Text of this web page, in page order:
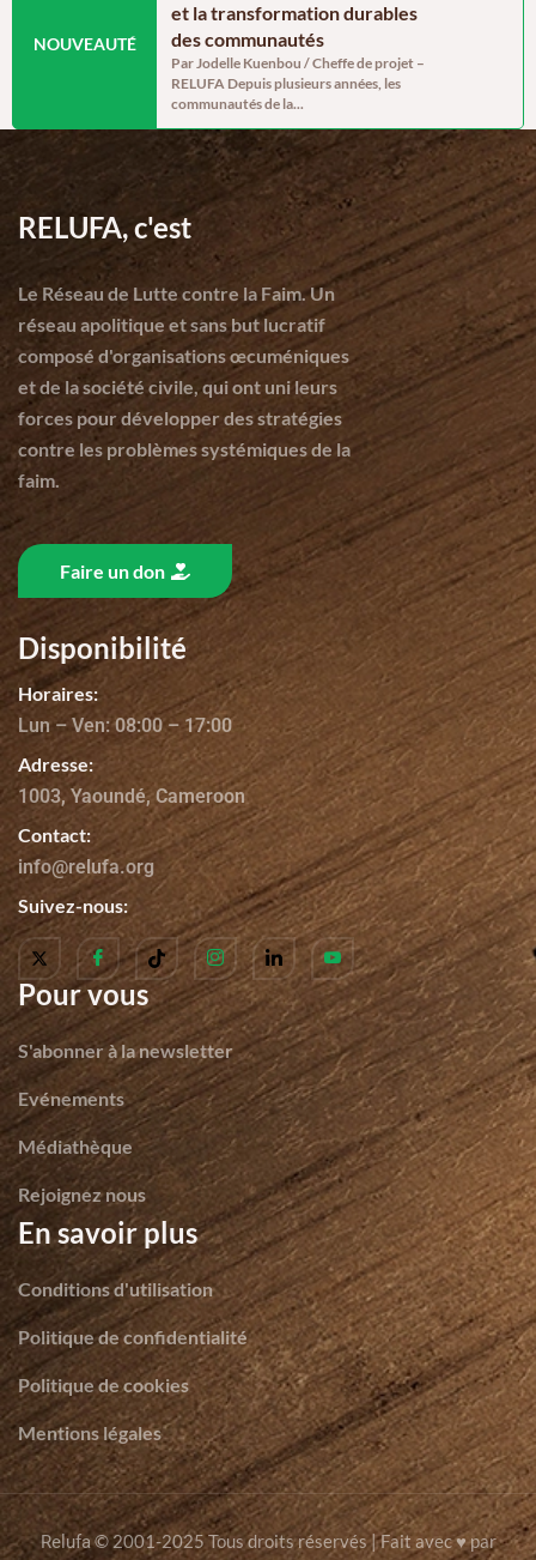
NOUVEAUTÉ
assessment,
of 238,332 tonnes of
et la transformation durables
des communautés
Par Jodelle Kuenbou / Cheffe de projet –
RELUFA Depuis plusieurs années, les
communautés de la...
RELUFA, c'est
Le Réseau de Lutte contre la Faim. Un
réseau apolitique et sans but lucratif
composé d'organisations œcuméniques
et de la société civile, qui ont uni leurs
forces pour développer des stratégies
contre les problèmes systémiques de la
faim.
Faire un don
Disponibilité
Horaires:
Lun – Ven: 08:00 – 17:00
Adresse:
1003, Yaoundé, Cameroon
Contact:
info@relufa.org
Suivez-nous:
Pour vous
S'abonner à la newsletter
Evénements
Médiathèque
Rejoignez nous
En savoir plus
Conditions d'utilisation
Politique de confidentialité
Politique de cookies
Mentions légales
Relufa© 2001-2025 Tous droits réservés | Fait avec ♥ par